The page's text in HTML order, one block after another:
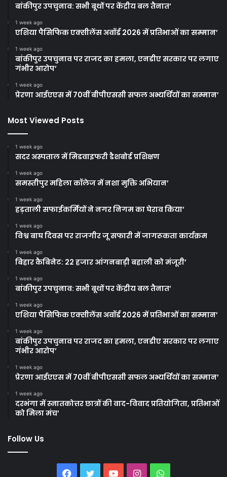
बांकीपुर उपचुनाव: सभी बूथों पर केंद्रीय बल तैनात’
1 week ago
एशिया पैसिफिक एक्सीलेंस अवॉर्ड 2026 में प्रतिभाओं का सम्मान’
1 week ago
बांकीपुर उपचुनाव पर राजद का हमला, एनडीए सरकार पर लगाए
गंभीर आरोप’
1 week ago
प्रेरणा आईएएस में 70वीं बीपीएससी सफल अभ्यर्थियों का सम्मान’
Most Viewed Posts
1 week ago
सदर अस्पताल में मिडवाइफरी डैशबोर्ड प्रशिक्षण
1 week ago
समस्तीपुर महिला कॉलेज में नशा मुक्ति अभियान’
1 week ago
हड़ताली सफाईकर्मियों ने नगर निगम का घेराव किया’
1 week ago
विश्व बाघ दिवस पर राजगीर जू सफारी में जागरूकता कार्यक्रम
1 week ago
बिहार कैबिनेट: 22 हजार आंगनबाड़ी बहाली को मंजूरी’
1 week ago
बांकीपुर उपचुनाव: सभी बूथों पर केंद्रीय बल तैनात’
1 week ago
एशिया पैसिफिक एक्सीलेंस अवॉर्ड 2026 में प्रतिभाओं का सम्मान’
1 week ago
बांकीपुर उपचुनाव पर राजद का हमला, एनडीए सरकार पर लगाए
गंभीर आरोप’
1 week ago
प्रेरणा आईएएस में 70वीं बीपीएससी सफल अभ्यर्थियों का सम्मान’
1 week ago
दरभंगा में स्नातकोत्तर छात्रों की वाद-विवाद प्रतियोगिता, प्रतिभाओं
को मिला मंच’
Follow Us
Facebook
TwitterYouTubeInstagramWhatsApp